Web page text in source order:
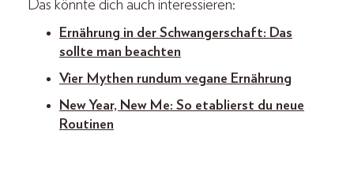
Das könnte dich auch interessieren:
Ernährung in der Schwangerschaft: Das
sollte man beachten
Vier Mythen rundum vegane Ernährung
New Year, New Me: So etablierst du neue
Routinen